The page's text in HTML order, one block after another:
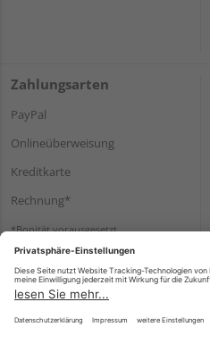
Zahlungsarten
PayPal
Onlineüberweisung
Kreditkarte
Rechnung*
*Bonität vorausgesetzt